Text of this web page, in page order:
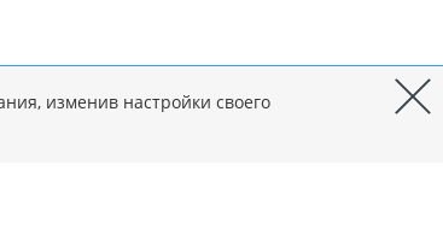
изменив настройки своего